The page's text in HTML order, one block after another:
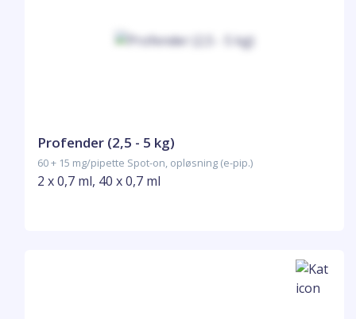
Profender (2,5 - 5 kg)
60 + 15 mg/pipette Spot-on, opløsning (e-pip.)
2 x 0,7 ml, 40 x 0,7 ml